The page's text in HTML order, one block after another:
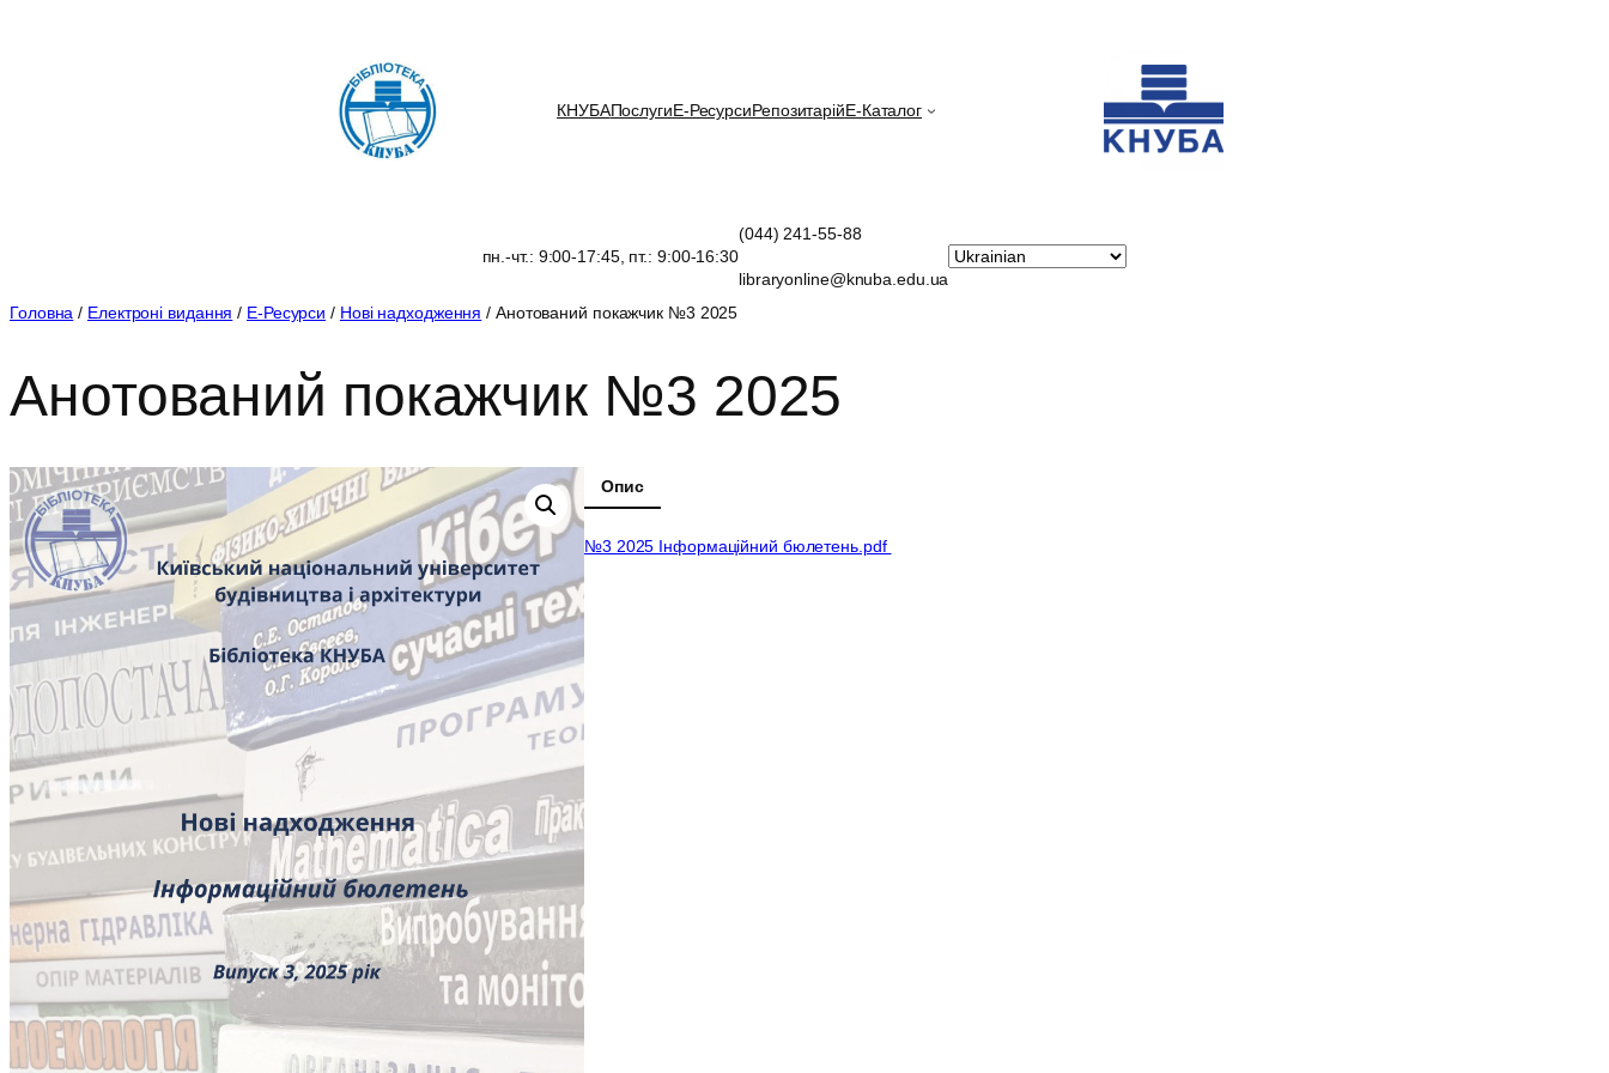
КНУБАПослугиE-РесурсиРепозитарійЕ-Каталог
пн.-чт.: 9:00-17:45, пт.: 9:00-16:30
(044) 241-55-88
libraryonline@knuba.edu.ua
Головна / Електроні видання / Е-Ресурси / Нові надходження / Анотований покажчик №3 2025
Анотований покажчик №3 2025
Опис
№3 2025 Інформаційний бюлетень.pdf